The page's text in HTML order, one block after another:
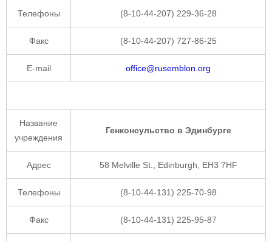
Телефоны (8-10-44-207) 229-36-28
Факс (8-10-44-207) 727-86-25
E-mail office@rusemblon.org
Название
учреждения
Генконсульство в Эдинбурге
Адрес 58 Melville St., Edinburgh, EH3 7HF
Телефоны (8-10-44-131) 225-70-98
Факс (8-10-44-131) 225-95-87